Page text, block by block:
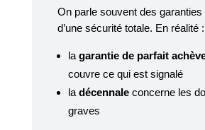
On parle souvent des
d’une sécurité totale. En réalité :
lagarantie de parfait
couvre ce qui est signalé
la décennaleconcerne les
graves